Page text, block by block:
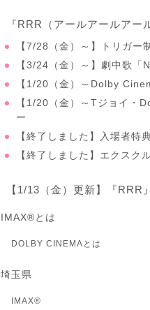
『RRR（アールアールアー
【7/28（金）～】トリガー
【3/24（金）～】劇中歌
【1/20（金）～Dolby
【1/20（金）～Tジョイ・
ー
【終了しました】入場者
【終了しました】エクスク
【1/13（金）更新】『
IMAX®とは
DOLBY CINEMAとは
埼玉県
IMAX®